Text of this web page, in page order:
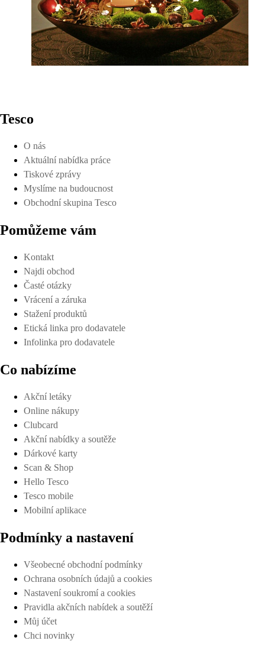
Tesco
O nás
Aktuální nabídka práce
Tiskové zprávy
Myslíme na budoucnost
Obchodní skupina Tesco
Pomůžeme vám
Kontakt
Najdi obchod
Časté otázky
Vrácení a záruka
Stažení produktů
Etická linka pro dodavatele
Infolinka pro dodavatele
Co nabízíme
Akční letáky
Online nákupy
Clubcard
Akční nabídky a soutěže
Dárkové karty
Scan & Shop
Hello Tesco
Tesco mobile
Mobilní aplikace
Podmínky a nastavení
Všeobecné obchodní podmínky
Ochrana osobních údajů a cookies
Nastavení soukromí a cookies
Pravidla akčních nabídek a soutěží
Můj účet
Chci novinky